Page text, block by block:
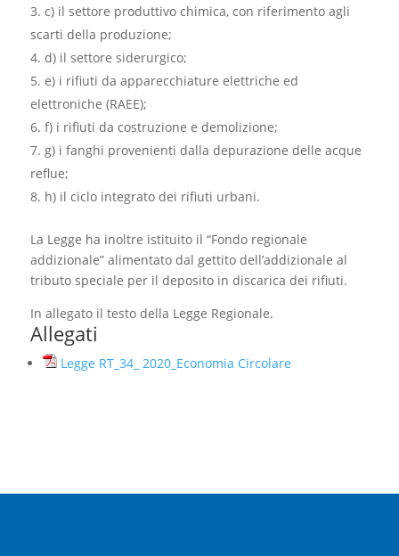
c) il settore produttivo chimica, con riferimento agli
scarti della produzione;
d) il settore siderurgico;
e) i rifiuti da apparecchiature elettriche ed
elettroniche (RAEE);
f) i rifiuti da costruzione e demolizione;
g) i fanghi provenienti dalla depurazione delle acque
reflue;
h) il ciclo integrato dei rifiuti urbani.
La Legge ha inoltre istituito il “Fondo regionale
addizionale” alimentato dal gettito dell’addizionale al
tributo speciale per il deposito in discarica dei rifiuti.
In allegato il testo della Legge Regionale.
Allegati
Legge RT_34_ 2020_Economia Circolare